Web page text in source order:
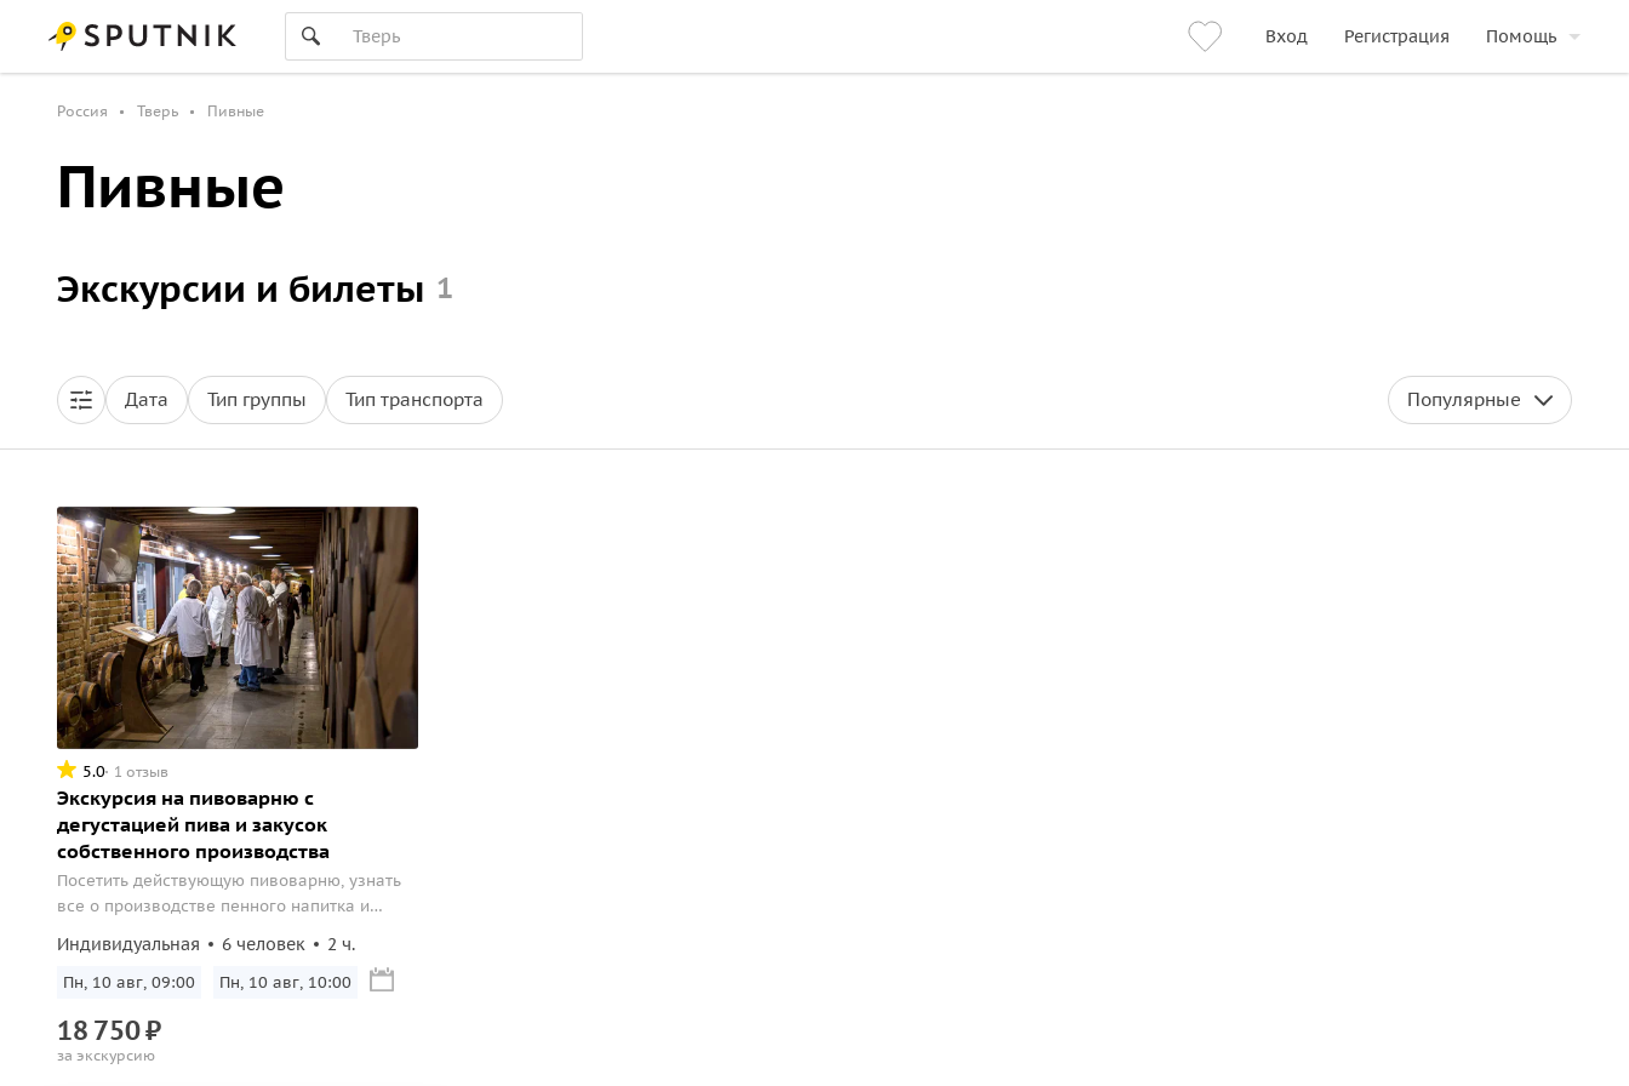
Вход Регистрация Помощь
Россия Тверь Пивные
Пивные
Экскурсии и билеты 1
Дата Тип группы Тип транспорта Популярные
5.0 1 отзыв
Экскурсия на пивоварню с
дегустацией пива и закусок
собственного производства
Посетить действующую пивоварню, узнать
все о производстве пенного напитка и
продукции.
Индивидуальная 6 человек 2 ч.
Пн, 10 авг, 09:00 Пн, 10 авг, 10:00
18 750₽
за экскурсию